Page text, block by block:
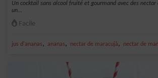
Un cocktail sans alcool fruité et gourmand avec des
un...
Facile
jus d'ananas, ananas, nectar de maracujà, nectar de